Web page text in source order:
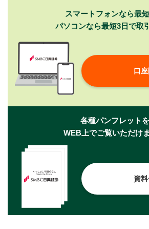
スマートフォンなら最
パソコンなら最短3日で取
口
各種パンフレットを
WEB上でご覧いただけま
資